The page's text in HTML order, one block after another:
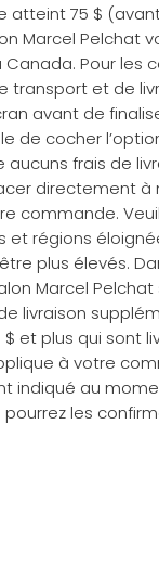
atteint 75 $
Marcel Pelchat
Pour les
transport et de
avant de
de cocher
aucuns frais de
directement à
commande.
et régions
plus élevés.
Marcel
livraison
et plus qui sont
à votre
indiqué au
les